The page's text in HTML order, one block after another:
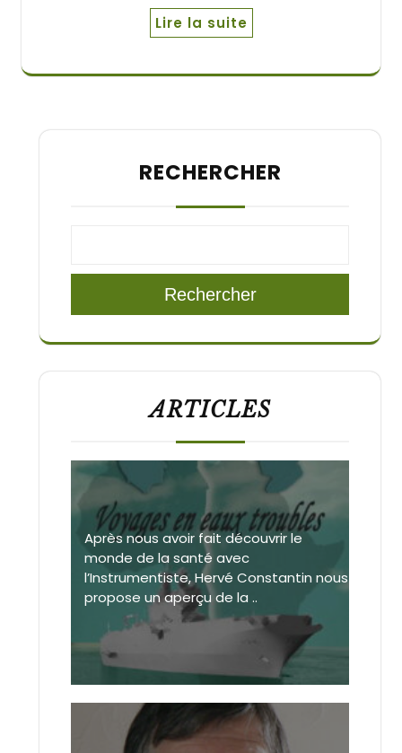
Lire la suite
RECHERCHER
Rechercher
ARTICLES
Après nous avoir fait découvrir le
monde de la santé avec
l’Instrumentiste, Hervé Constantin nous
propose un aperçu de la ..